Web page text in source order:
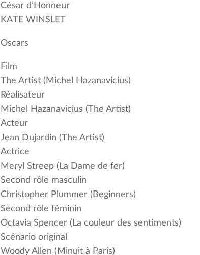
César d’Honneur
KATE WINSLET
Oscars
Film
The Artist (Michel Hazanavicius)
Réalisateur
Michel Hazanavicius (The Artist)
Acteur
Jean Dujardin (The Artist)
Actrice
Meryl Streep (La Dame de fer)
Second rôle masculin
Christopher Plummer (Beginners)
Second rôle féminin
Octavia Spencer (La couleur des sentiments)
Scénario original
Woody Allen (Minuit à Paris)